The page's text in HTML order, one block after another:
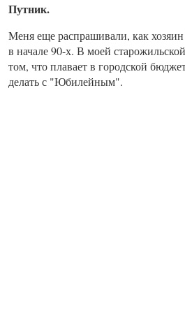
Путник.
Меня еще распрашивали, как
в начале 90-х. В моей
том, что плавает в городской
делать с "Юбилейным".